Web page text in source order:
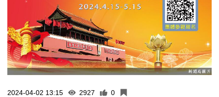
2024-04-02 13:15 2927 0